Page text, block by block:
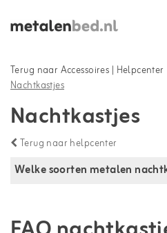
Terug naar Accessoires | Helpcenter
Nachtkastjes
Nachtkastjes
Terug naar helpcenter
Welke soorten metalen